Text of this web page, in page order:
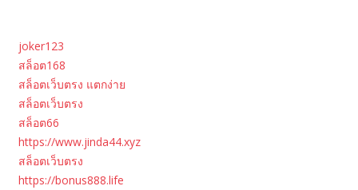
joker123
สล็อต168
สล็อตเว็บตรง แตกง่าย
สล็อตเว็บตรง
สล็อต66
https://www.jinda44.xyz
สล็อตเว็บตรง
https://bonus888.life